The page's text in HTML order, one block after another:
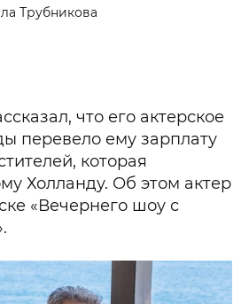
Трубникова
что его актерское
перевело ему зарплату
которая
Холланду. Об этом актер
«Вечернего шоу с